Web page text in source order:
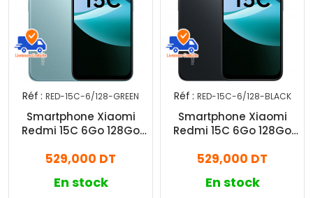
Réf : RED-15C-6/128-GREEN
Smartphone Xiaomi
Redmi 15C 6Go 128Go
529,000 DT
En stock
Réf : RED-15C-6/128-BLACK
Smartphone Xiaomi
Redmi 15C 6Go 128Go
529,000 DT
En stock